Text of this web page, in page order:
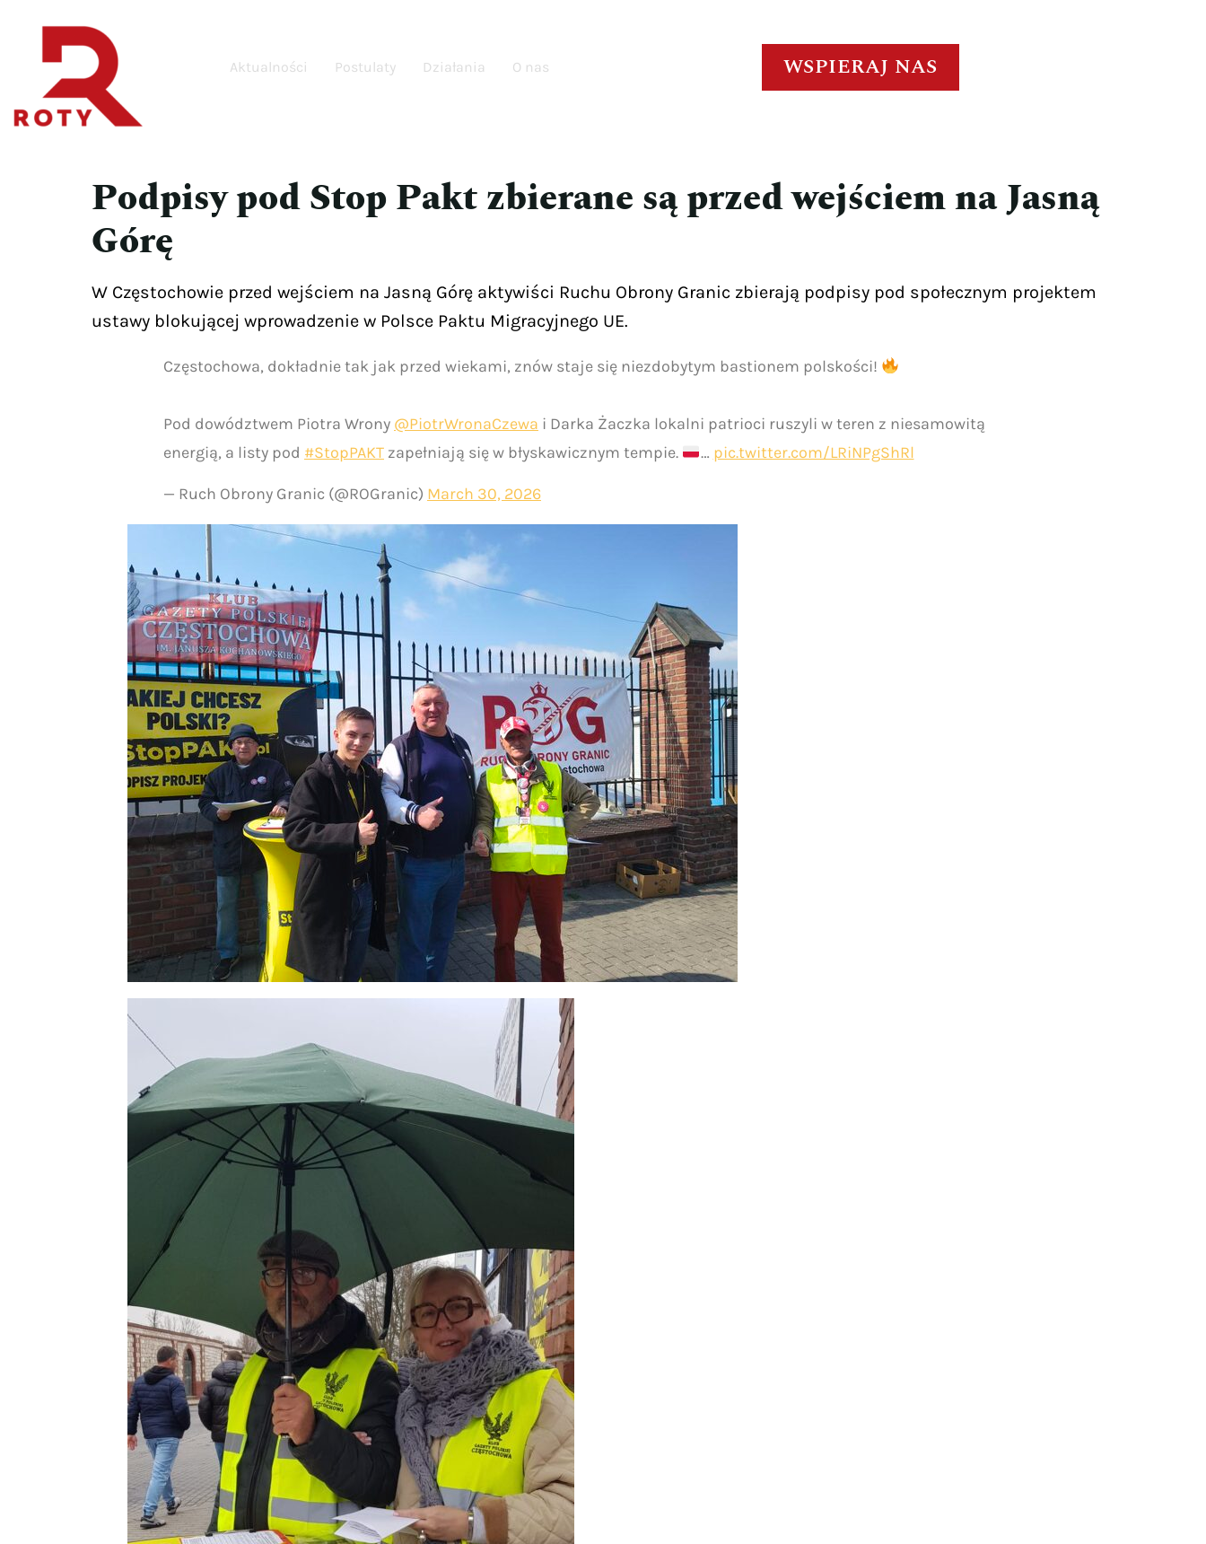
Aktualności Postulaty Działania O nas WSPIERAJ NAS
Podpisy pod Stop Pakt zbierane są przed wejściem na Jasną
Górę
W Częstochowie przed wejściem na Jasną Górę aktywiści Ruchu Obrony Granic zbierają podpisy pod społecznym projektem
ustawy blokującej wprowadzenie w Polsce Paktu Migracyjnego UE.
Częstochowa, dokładnie tak jak przed wiekami, znów staje się niezdobytym bastionem polskości!
Pod dowództwem Piotra Wrony @PiotrWronaCzewa i Darka Żaczka lokalni patrioci ruszyli w teren z niesamowitą
energią, a listy pod #StopPAKT zapełniają się w błyskawicznym tempie. … pic.twitter.com/LRiNPgShRl
— Ruch Obrony Granic (@ROGranic) March 30, 2026